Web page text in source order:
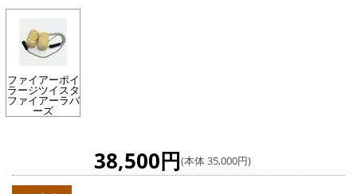
ファイアーポイ
ラージツイスタ
ファイアーラバ
ーズ
38,500円(本体 35,000円)